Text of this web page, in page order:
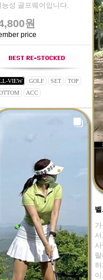
능성 골프웨어입니다.
원
price
VIEW GOLF SET
TOP
ACC